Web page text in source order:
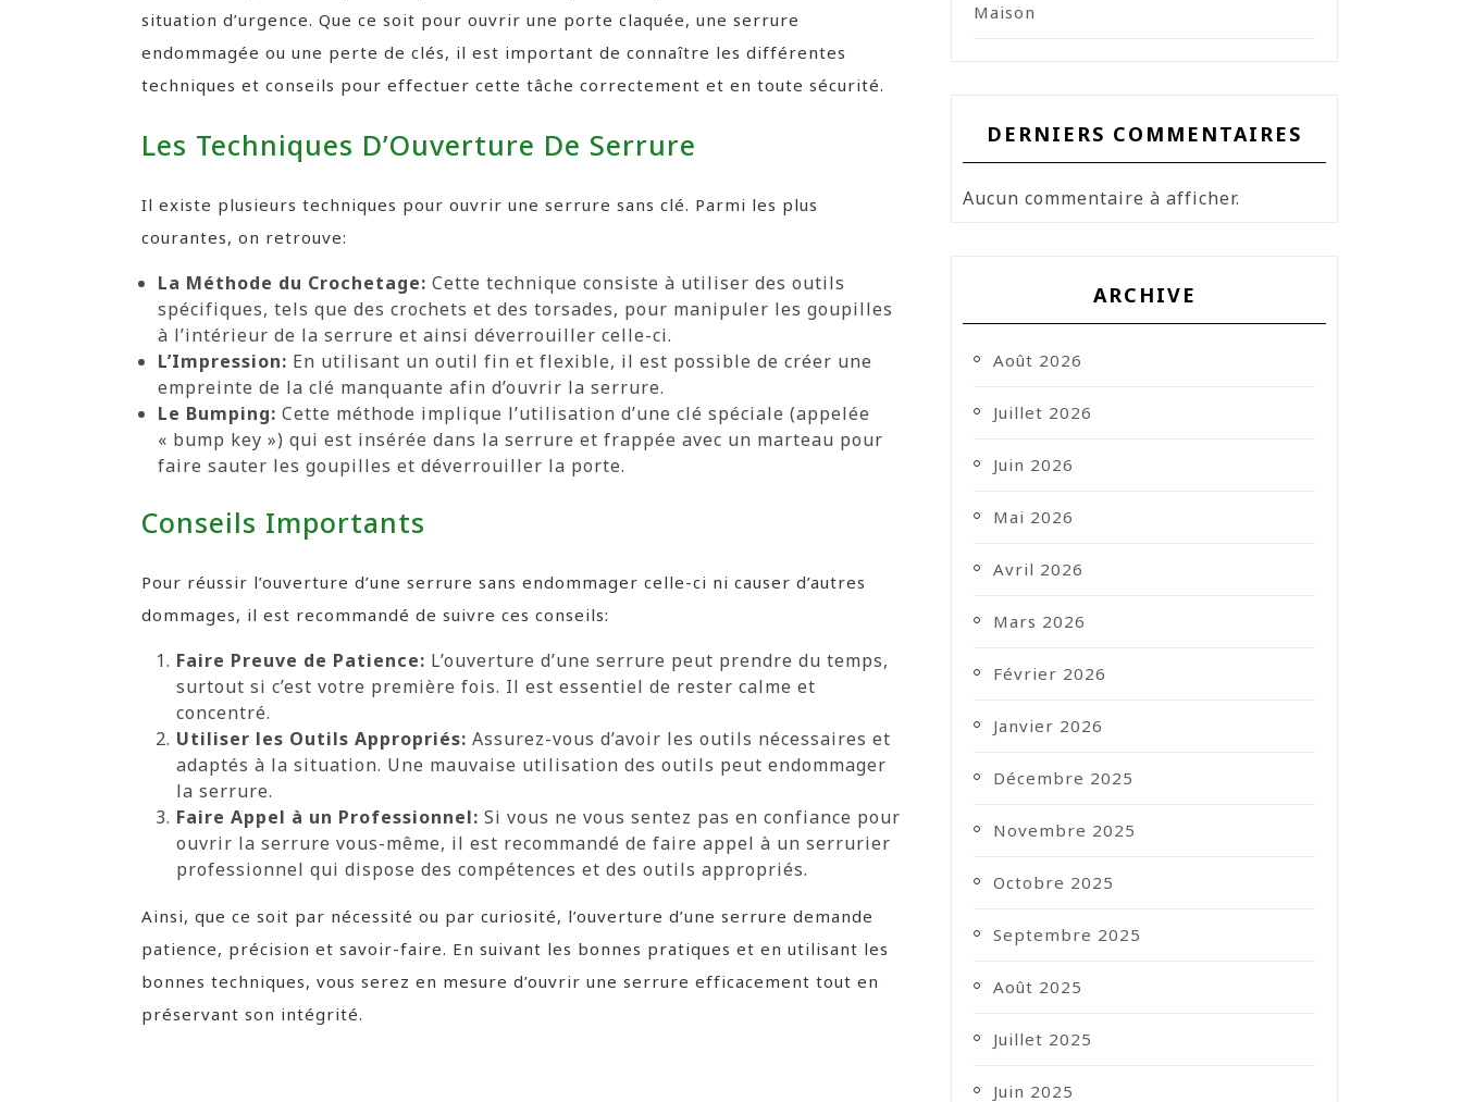
situation d’urgence. Que ce soit pour ouvrir une porte claquée, une serrure
endommagée ou une perte de clés, il est important de connaître les différentes
techniques et conseils pour effectuer cette tâche correctement et en toute sécurité.
Les Techniques D’Ouverture De Serrure
Il existe plusieurs techniques pour ouvrir une serrure sans clé. Parmi les plus
courantes, on retrouve:
La Méthode du Crochetage: Cette technique consiste à utiliser des outils
spécifiques, tels que des crochets et des torsades, pour manipuler les goupilles
à l’intérieur de la serrure et ainsi déverrouiller celle-ci.
L’Impression: En utilisant un outil fin et flexible, il est possible de créer une
empreinte de la clé manquante afin d’ouvrir la serrure.
Le Bumping: Cette méthode implique l’utilisation d’une clé spéciale (appelée
« bump key ») qui est insérée dans la serrure et frappée avec un marteau pour
faire sauter les goupilles et déverrouiller la porte.
Conseils Importants
Pour réussir l’ouverture d’une serrure sans endommager celle-ci ni causer d’autres
dommages, il est recommandé de suivre ces conseils:
Faire Preuve de Patience: L’ouverture d’une serrure peut prendre du temps,
surtout si c’est votre première fois. Il est essentiel de rester calme et
concentré.
Utiliser les Outils Appropriés: Assurez-vous d’avoir les outils nécessaires et
adaptés à la situation. Une mauvaise utilisation des outils peut endommager
la serrure.
Faire Appel à un Professionnel: Si vous ne vous sentez pas en confiance pour
ouvrir la serrure vous-même, il est recommandé de faire appel à un serrurier
professionnel qui dispose des compétences et des outils appropriés.
Ainsi, que ce soit par nécessité ou par curiosité, l’ouverture d’une serrure demande
patience, précision et savoir-faire. En suivant les bonnes pratiques et en utilisant les
bonnes techniques, vous serez en mesure d’ouvrir une serrure efficacement tout en
préservant son intégrité.
Maison
DERNIERS COMMENTAIRES
Aucun commentaire à afficher.
ARCHIVE
Août 2026
Juillet 2026
Juin 2026
Mai 2026
Avril 2026
Mars 2026
Février 2026
Janvier 2026
Décembre 2025
Novembre 2025
Octobre 2025
Septembre 2025
Août 2025
Juillet 2025
Juin 2025